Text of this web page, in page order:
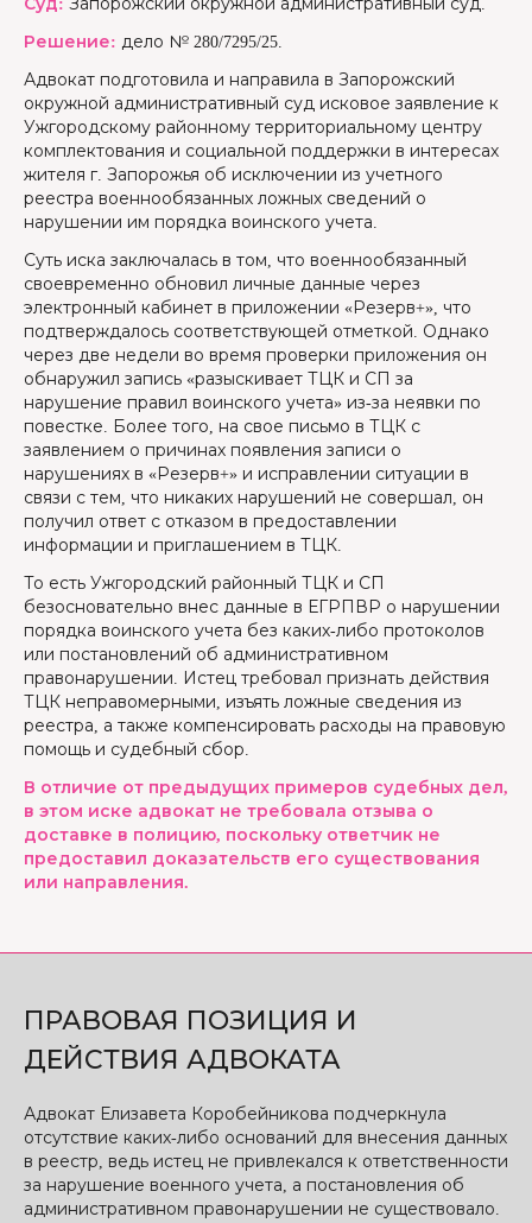
Суд: Запорожский окружной административный суд.
Решение: дело № 280/7295/25.
Адвокат подготовила и направила в Запорожский
окружной административный суд исковое заявление к
Ужгородскому районному территориальному центру
комплектования и социальной поддержки в интересах
жителя г. Запорожья об исключении из учетного
реестра военнообязанных ложных сведений о
нарушении им порядка воинского учета.
Суть иска заключалась в том, что военнообязанный
своевременно обновил личные данные через
электронный кабинет в приложении «Резерв+», что
подтверждалось соответствующей отметкой. Однако
через две недели во время проверки приложения он
обнаружил запись «разыскивает ТЦК и СП за
нарушение правил воинского учета» из-за неявки по
повестке. Более того, на свое письмо в ТЦК с
заявлением о причинах появления записи о
нарушениях в «Резерв+» и исправлении ситуации в
связи с тем, что никаких нарушений не совершал, он
получил ответ с отказом в предоставлении
информации и приглашением в ТЦК.
То есть Ужгородский районный ТЦК и СП
безосновательно внес данные в ЕГРПВР о нарушении
порядка воинского учета без каких-либо протоколов
или постановлений об административном
правонарушении. Истец требовал признать действия
ТЦК неправомерными, изъять ложные сведения из
реестра, а также компенсировать расходы на правовую
помощь и судебный сбор.
В отличие от предыдущих примеров судебных дел,
в этом иске адвокат не требовала отзыва о
доставке в полицию, поскольку ответчик не
предоставил доказательств его существования
или направления.
ПРАВОВАЯ ПОЗИЦИЯ И
ДЕЙСТВИЯ АДВОКАТА
Адвокат Елизавета Коробейникова подчеркнула
отсутствие каких-либо оснований для внесения данных
в реестр, ведь истец не привлекался к ответственности
за нарушение военного учета, а постановления об
административном правонарушении не существовало.